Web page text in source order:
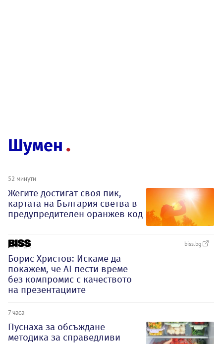
Шумен
52 минути
Жегите достигат своя пик,
картата на България светва в
предупредителен оранжев код
biss.bg
Борис Христов: Искаме да
покажем, че АI пести време
без компромис с качеството
на презентациите
7 часа
Пуснаха за обсъждане
методика за справедливи